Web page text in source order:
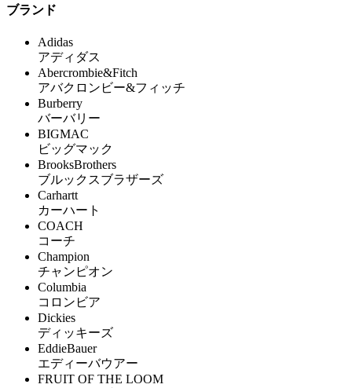
ブランド
Adidas
アディダス
Abercrombie&Fitch
アバクロンビー&フィッチ
Burberry
バーバリー
BIGMAC
ビッグマック
BrooksBrothers
ブルックスブラザーズ
Carhartt
カーハート
COACH
コーチ
Champion
チャンピオン
Columbia
コロンビア
Dickies
ディッキーズ
EddieBauer
エディーバウアー
FRUIT OF THE LOOM